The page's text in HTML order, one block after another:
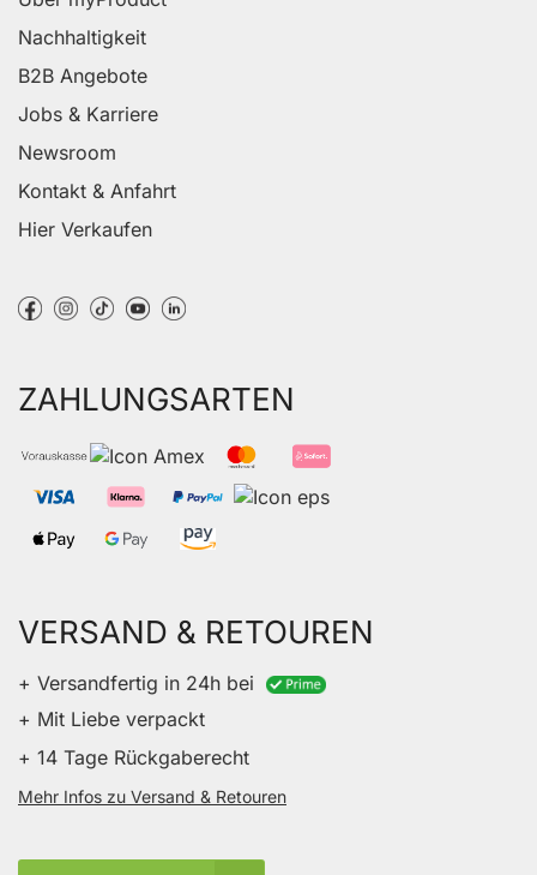
Nachhaltigkeit
B2B Angebote
Jobs & Karriere
Newsroom
Kontakt & Anfahrt
Hier Verkaufen
ZAHLUNGSARTEN
VERSAND & RETOUREN
+ Versandfertig in 24h bei
+ Mit Liebe verpackt
+ 14 Tage Rückgaberecht
Mehr Infos zu Versand & Retouren